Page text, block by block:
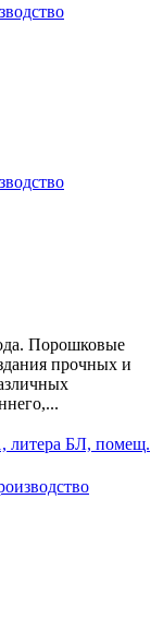
Порошковые
прочных и
литера БЛ, помещ.